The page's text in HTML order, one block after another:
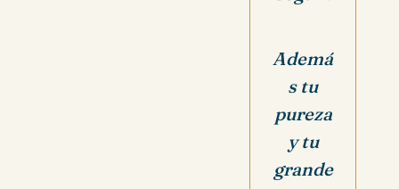
Ademá
s tu
pureza
y tu
grande